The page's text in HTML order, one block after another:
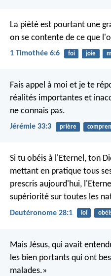
La piété est pourtant une
on se contente de ce que
1 Timothée 6:6 foi joie
Fais appel à moi et je te
réalités importantes et
ne connais pas.
Jérémie 33:3 prière
Si tu obéis à l'Eternel, ton
mettant en pratique tous
prescris aujourd'hui,
supériorité sur toutes les
Deutéronome 28:1 loi
Mais Jésus, qui avait
les bien portants qui ont
malades.»